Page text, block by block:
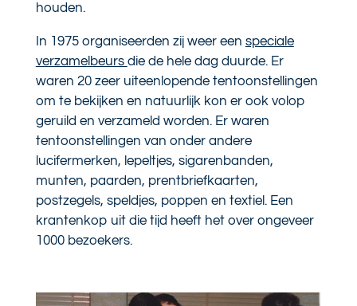
houden.
In 1975 organiseerden zij weer een speciale
verzamelbeurs die de hele dag duurde. Er
waren 20 zeer uiteenlopende tentoonstellingen
om te bekijken en natuurlijk kon er ook volop
geruild en verzameld worden. Er waren
tentoonstellingen van onder andere
lucifermerken, lepeltjes, sigarenbanden,
munten, paarden, prentbriefkaarten,
postzegels, speldjes, poppen en textiel. Een
krantenkop uit die tijd heeft het over ongeveer
1000 bezoekers.